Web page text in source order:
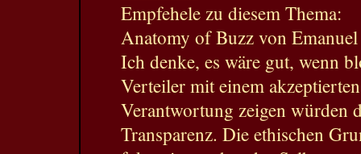
Empfehele zu diesem Thema:
Anatomy of Buzz von Emanuel
Ich denke, es wäre gut, wenn
Verteiler mit einem
Verantwortung zeigen würden
Transparenz. Die ethischen